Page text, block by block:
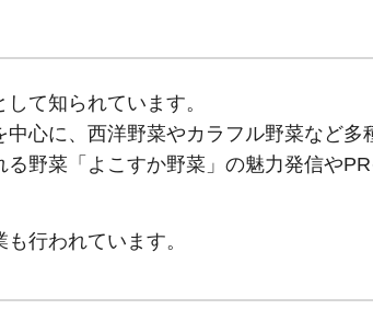
て知られています。
心に、西洋野菜やカラフル野菜など多
野菜「よこすか野菜」の魅力発信やPR
行われています。